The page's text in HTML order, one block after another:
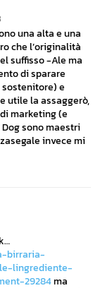
una alta e una
che l’originalità
suffisso -Ale ma
di sparare
sostenitore) e
utile la assaggerò,
marketing (e
sono maestri
invece mi
birraria-
lingrediente-
29284ma